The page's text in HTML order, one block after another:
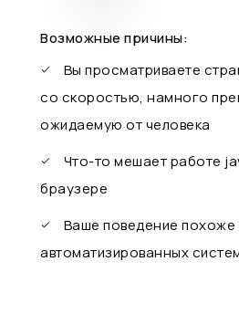
Возможные причины:
Вы просматриваете
со скоростью, намного
ожидаемую от человека
Что-то мешает работе
браузере
Ваше поведение похоже
автоматизированных